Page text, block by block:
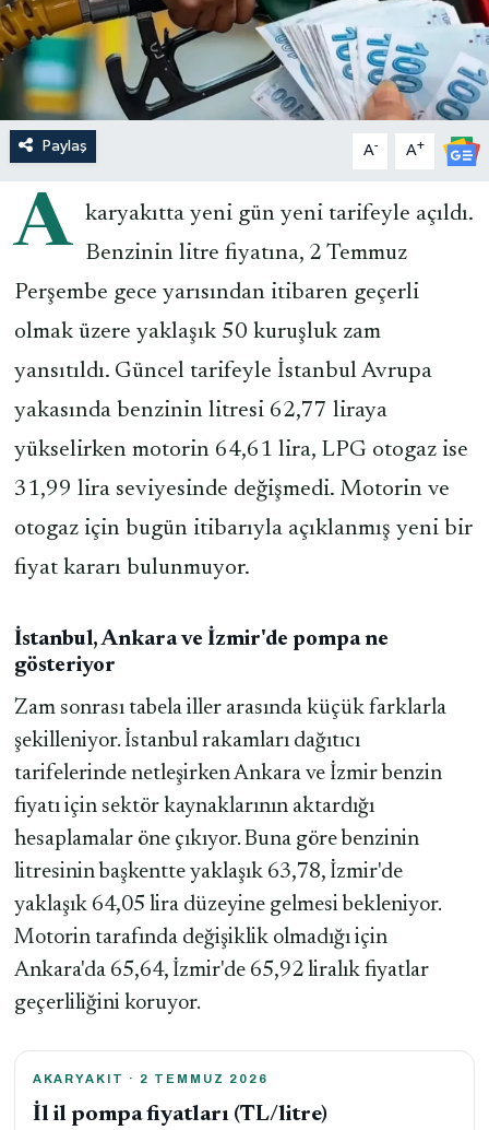
Paylaş A- A+
A karyakıtta yeni gün yeni tarifeyle açıldı.
Benzinin litre fiyatına, 2 Temmuz
Perşembe gece yarısından itibaren geçerli
olmak üzere yaklaşık 50 kuruşluk zam
yansıtıldı. Güncel tarifeyle İstanbul Avrupa
yakasında benzinin litresi 62,77 liraya
yükselirken motorin 64,61 lira, LPG otogaz ise
31,99 lira seviyesinde değişmedi. Motorin ve
otogaz için bugün itibarıyla açıklanmış yeni bir
fiyat kararı bulunmuyor.
İstanbul, Ankara ve İzmir'de pompa ne
gösteriyor
Zam sonrası tabela iller arasında küçük farklarla
şekilleniyor. İstanbul rakamları dağıtıcı
tarifelerinde netleşirken Ankara ve İzmir benzin
fiyatı için sektör kaynaklarının aktardığı
hesaplamalar öne çıkıyor. Buna göre benzinin
litresinin başkentte yaklaşık 63,78, İzmir'de
yaklaşık 64,05 lira düzeyine gelmesi bekleniyor.
Motorin tarafında değişiklik olmadığı için
Ankara'da 65,64, İzmir'de 65,92 liralık fiyatlar
geçerliliğini koruyor.
AKARYAKIT · 2 TEMMUZ 2026
İl il pompa fiyatları (TL/litre)